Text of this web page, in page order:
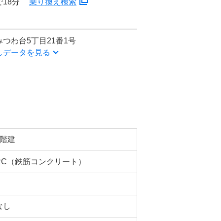
18分 乗り換え検索
つわ台5丁目21番1号
ータを見る
建
（鉄筋コンクリート）
し